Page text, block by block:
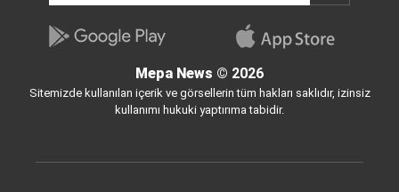
Mepa News © 2026
Sitemizde kullanılan içerik ve görsellerin tüm hakları saklıdır, izinsiz
kullanımı hukuki yaptırıma tabidir.